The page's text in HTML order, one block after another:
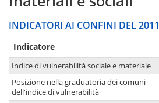
INDICATORI AI CONFINI DEL 2011
Indicatore
Indice di vulnerabilità sociale e materiale
Posizione nella graduatoria dei comuni
dell'indice di vulnerabilità